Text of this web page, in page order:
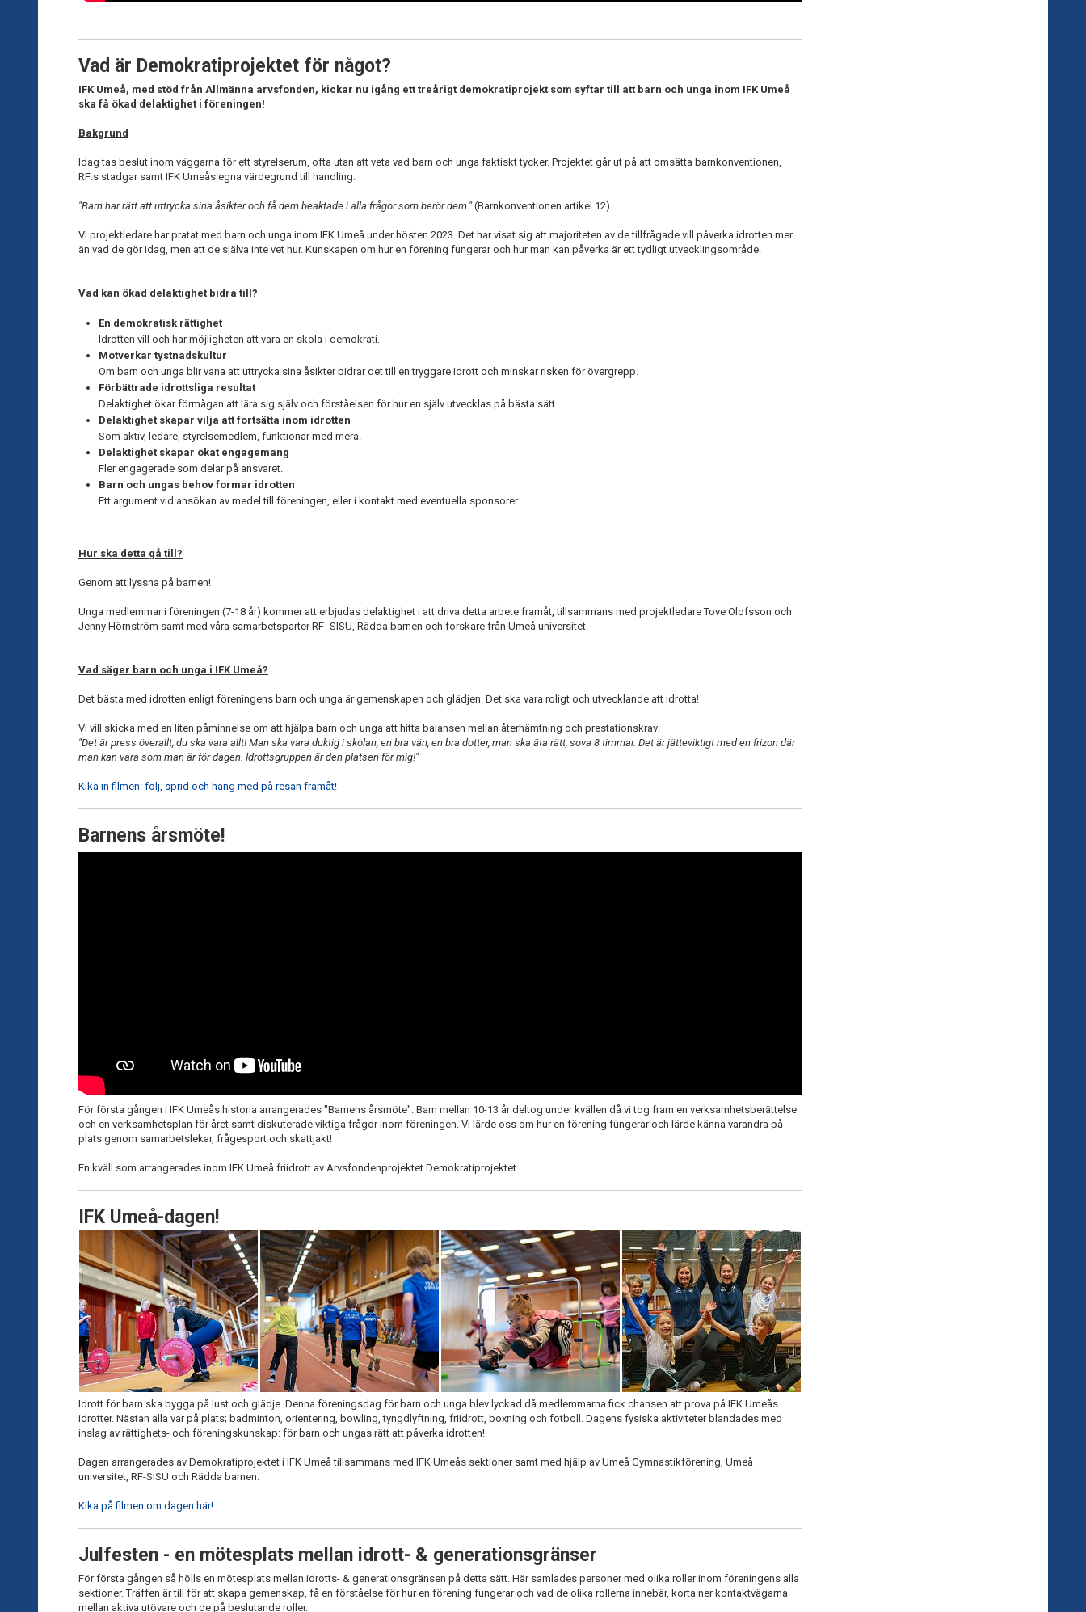
Vad är Demokratiprojektet för något?
IFK Umeå, med stöd från Allmänna arvsfonden, kickar nu igång ett treårigt demokratiprojekt som syftar till att barn och unga inom IFK Umeå
ska få ökad delaktighet i föreningen!
Bakgrund
Idag tas beslut inom väggarna för ett styrelserum, ofta utan att veta vad barn och unga faktiskt tycker. Projektet går ut på att omsätta barnkonventionen,
RF:s stadgar samt IFK Umeås egna värdegrund till handling.
"Barn har rätt att uttrycka sina åsikter och få dem beaktade i alla frågor som berör dem."(Barnkonventionen artikel 12)
Vi projektledare har pratat med barn och unga inom IFK Umeå under hösten 2023. Det har visat sig att majoriteten av de tillfrågade vill påverka idrotten mer
än vad de gör idag, men att de själva inte vet hur. Kunskapen om hur en förening fungerar och hur man kan påverka är ett tydligt utvecklingsområde.
Vad kan ökad delaktighet bidra till?
En demokratisk rättighet
Idrotten vill och har möjligheten att vara en skola i demokrati.
Motverkar tystnadskultur
Om barn och unga blir vana att uttrycka sina åsikter bidrar det till en tryggare idrott och minskar risken för övergrepp.
Förbättrade idrottsliga resultat
Delaktighet ökar förmågan att lära sig själv och förståelsen för hur en själv utvecklas på bästa sätt.
Delaktighet skapar vilja att fortsätta inom idrotten
Som aktiv, ledare, styrelsemedlem, funktionär med mera.
Delaktighet skapar ökat engagemang
Fler engagerade som delar på ansvaret.
Barn och ungas behov formar idrotten
Ett argument vid ansökan av medel till föreningen, eller i kontakt med eventuella sponsorer.
Hur ska detta gå till?
Genom att lyssna på barnen!
Unga medlemmar i föreningen (7-18 år) kommer att erbjudas delaktighet i att driva detta arbete framåt, tillsammans med projektledare Tove Olofsson och
Jenny Hörnström samt med våra samarbetsparter RF- SISU, Rädda barnen och forskare från Umeå universitet.
Vad säger barn och unga i IFK Umeå?
Det bästa med idrotten enligt föreningens barn och unga är gemenskapen och glädjen. Det ska vara roligt och utvecklande att idrotta!
Vi vill skicka med en liten påminnelse om att hjälpa barn och unga att hitta balansen mellan återhämtning och prestationskrav:
"Det är press överallt, du ska vara allt! Man ska vara duktig i skolan, en bra vän, en bra dotter, man ska äta rätt, sova 8 timmar. Det är jätteviktigt med en frizon där
man kan vara som man är för dagen. Idrottsgruppen är den platsen för mig!"
Kika in filmen: följ, sprid och häng med på resan framåt!
Barnens årsmöte!
För första gången i IFK Umeås historia arrangerades "Barnens årsmöte". Barn mellan 10-13 år deltog under kvällen då vi tog fram en verksamhetsberättelse
och en verksamhetsplan för året samt diskuterade viktiga frågor inom föreningen. Vi lärde oss om hur en förening fungerar och lärde känna varandra på
plats genom samarbetslekar, frågesport och skattjakt!
En kväll som arrangerades inom IFK Umeå friidrott av Arvsfondenprojektet Demokratiprojektet.
IFK Umeå-dagen!
Idrott för barn ska bygga på lust och glädje. Denna föreningsdag för barn och unga blev lyckad då medlemmarna fick chansen att prova på IFK Umeås
idrotter. Nästan alla var på plats; badminton, orientering, bowling, tyngdlyftning, friidrott, boxning och fotboll. Dagens fysiska aktiviteter blandades med
inslag av rättighets- och föreningskunskap: för barn och ungas rätt att påverka idrotten!
Dagen arrangerades av Demokratiprojektet i IFK Umeå tillsammans med IFK Umeås sektioner samt med hjälp av Umeå Gymnastikförening, Umeå
universitet, RF-SISU och Rädda barnen.
Kika på filmen om dagen här!
Julfesten - en mötesplats mellan idrott- & generationsgränser
För första gången så hölls en mötesplats mellan idrotts- & generationsgränsen på detta sätt. Här samlades personer med olika roller inom föreningens alla
sektioner. Träffen är till för att skapa gemenskap, få en förståelse för hur en förening fungerar och vad de olika rollerna innebär, korta ner kontaktvägarna
mellan aktiva utövare och de på beslutande roller.